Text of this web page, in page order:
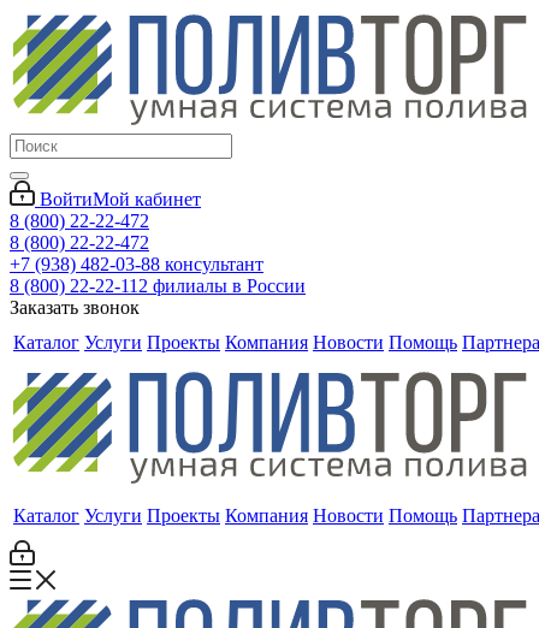
ВойтиМой кабинет
8 (800) 22-22-472
8 (800) 22-22-472
+7 (938) 482-03-88 консультант
8 (800) 22-22-112 филиалы в России
Заказать звонок
Каталог Услуги Проекты Компания Новости Помощь
Каталог Услуги Проекты Компания Новости Помощь